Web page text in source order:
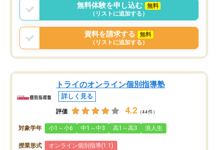
無料体験を申し込む
無料
（リストに追加する）
資料を請求する
無料
（リストに追加する）
トライのオンライン個別指導塾
詳しく見る
評価 4.2 （44件）
対象学年 小1～小6 中1～中3 高1～高3 浪人生
授業形式 オンライン個別指導(1:1)